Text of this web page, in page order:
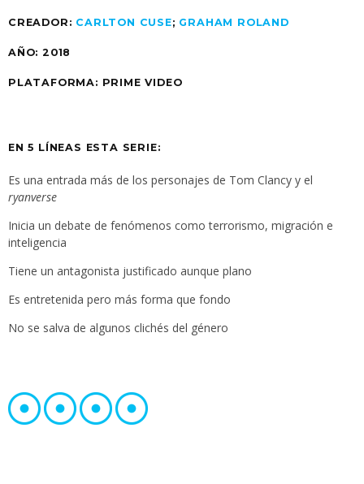
CREADOR: CARLTON CUSE; GRAHAM ROLAND
AÑO: 2018
PLATAFORMA: PRIME VIDEO
EN 5 LÍNEAS ESTA SERIE:
Es una entrada más de los personajes de Tom Clancy y el
ryanverse
Inicia un debate de fenómenos como terrorismo, migración e
inteligencia
Tiene un antagonista justificado aunque plano
Es entretenida pero más forma que fondo
No se salva de algunos clichés del género